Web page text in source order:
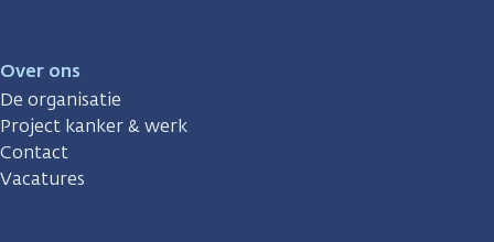
Over ons
De organisatie
Project kanker & werk
Contact
Vacatures